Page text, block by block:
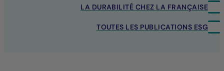
LA DURABILITÉ CHEZ LA FRANÇAISE
TOUTES LES PUBLICATIONS ESG